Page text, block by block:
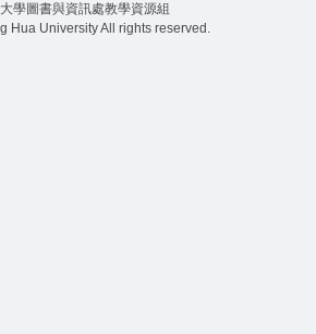
學圖書與資訊處教學資源組
Hua University All rights reserved.